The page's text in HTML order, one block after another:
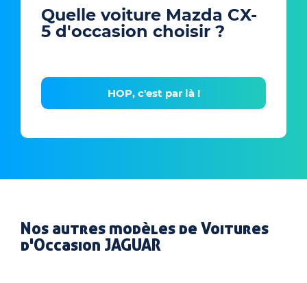
Quelle voiture Mazda CX-
5 d'occasion choisir ?
HOP, c'est par là !
Nos autres modèles de Voitures
d'Occasion JAGUAR